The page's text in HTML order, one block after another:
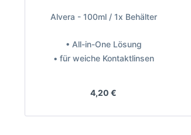
Alvera - 100ml / 1x Behälter
• All-in-One Lösung
• für weiche Kontaktlinsen
4,20 €